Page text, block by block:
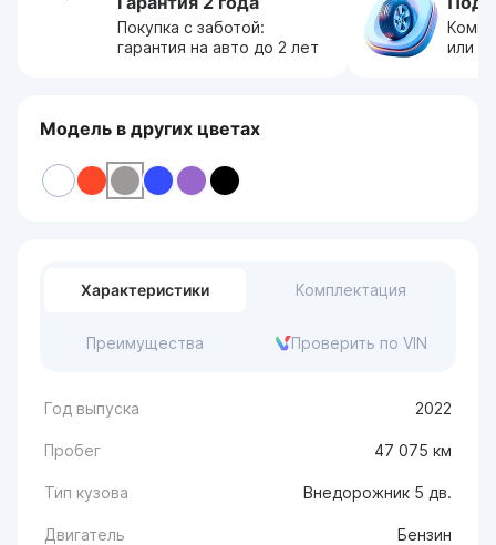
Покупка с заботой:
гарантия на авто до 2 лет
или
Модель в других цветах
Характеристики Комплектация
Преимущества Проверить по VIN
Год выпуска 2022
Пробег 47 075 км
Тип кузова Внедорожник 5 дв.
Двигатель Бензин